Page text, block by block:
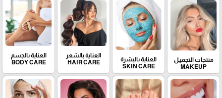
منتجات التجميـل
MAKEUP
العناية بالبشرة
SKIN CARE
العناية بالشعر
HAIR CARE
العناية بالجسم
BODY CARE